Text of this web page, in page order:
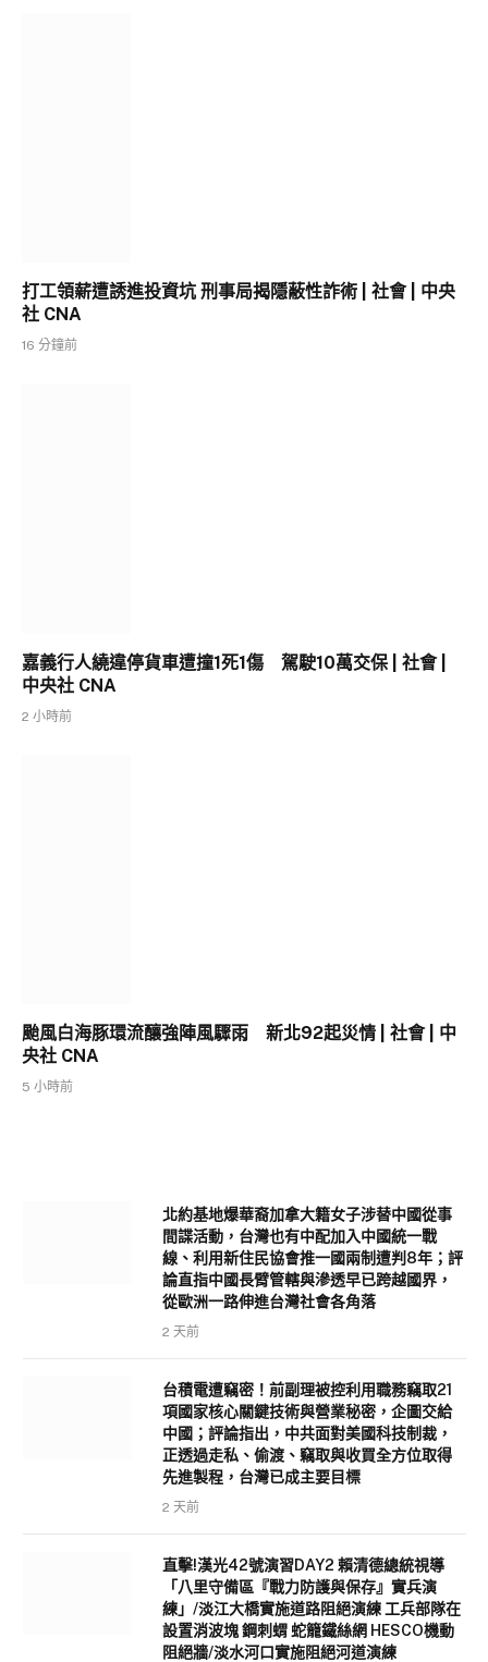
打工領薪遭誘進投資坑 刑事局揭隱蔽性詐術 | 社會 | 中央
社 CNA
16 分鐘前
嘉義行人繞違停貨車遭撞1死1傷 駕駛10萬交保 | 社會 |
中央社 CNA
2 小時前
颱風白海豚環流釀強陣風驟雨 新北92起災情 | 社會 | 中
央社 CNA
5 小時前
北約基地爆華裔加拿大籍女子涉替中國從事
間諜活動，台灣也有中配加入中國統一戰
線、利用新住民協會推一國兩制遭判8年；評
論直指中國長臂管轄與滲透早已跨越國界，
從歐洲一路伸進台灣社會各角落
2 天前
台積電遭竊密！前副理被控利用職務竊取21
項國家核心關鍵技術與營業秘密，企圖交給
中國；評論指出，中共面對美國科技制裁，
正透過走私、偷渡、竊取與收買全方位取得
先進製程，台灣已成主要目標
2 天前
直擊!漢光42號演習DAY2 賴清德總統視導
「八里守備區『戰力防護與保存』實兵演
練」/淡江大橋實施道路阻絕演練 工兵部隊在
設置消波塊 鋼刺蝟 蛇籠鐵絲網 HESCO機動
阻絕牆/淡水河口實施阻絕河道演練